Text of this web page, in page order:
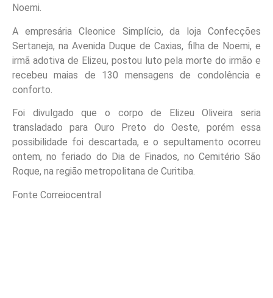
Noemi.
A empresária Cleonice Simplício, da loja Confecções
Sertaneja, na Avenida Duque de Caxias, filha de Noemi, e
irmã adotiva de Elizeu, postou luto pela morte do irmão e
recebeu maias de 130 mensagens de condolência e
conforto.
Foi divulgado que o corpo de Elizeu Oliveira seria
transladado para Ouro Preto do Oeste, porém essa
possibilidade foi descartada, e o sepultamento ocorreu
ontem, no feriado do Dia de Finados, no Cemitério São
Roque, na região metropolitana de Curitiba.
Fonte Correiocentral